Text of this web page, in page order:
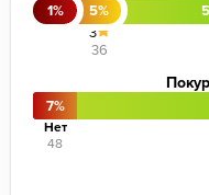
1%
5%
3
36
7%
Нет
48